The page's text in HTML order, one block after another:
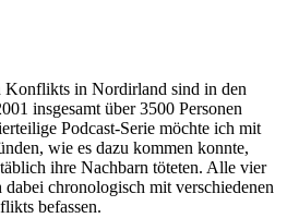
Konflikts in Nordirland sind in den
insgesamt über 3500 Personen
Podcast-Serie möchte ich mit
wie es dazu kommen konnte,
ihre Nachbarn töteten. Alle vier
chronologisch mit verschiedenen
befassen.